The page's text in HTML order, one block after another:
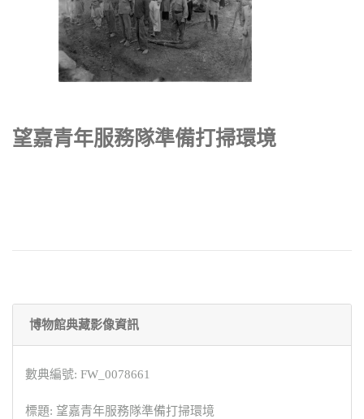
望嘉青年服務隊準備打掃環境
博物館典藏影像資訊
數典編號: FW_0078661
標題: 望嘉青年服務隊準備打掃環境